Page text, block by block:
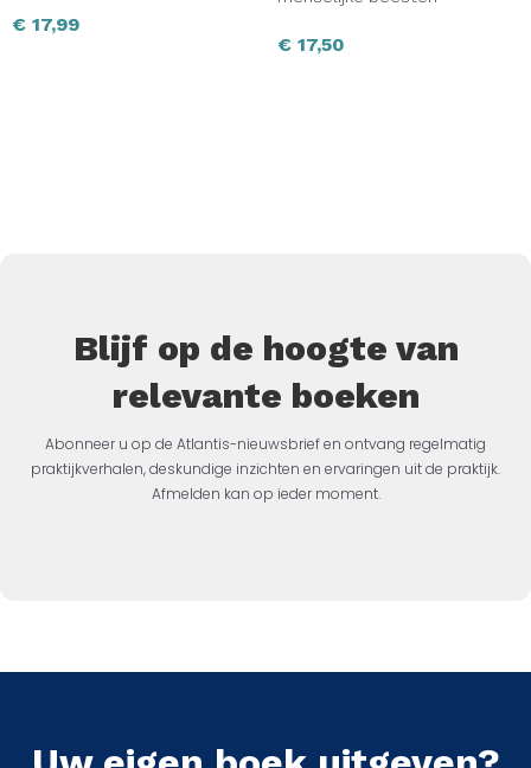
€ 17,99
€ 17,50
Blijf op de hoogte van
relevante boeken
Abonneer u op de Atlantis-nieuwsbrief en ontvang regelmatig
praktijkverhalen, deskundige inzichten en ervaringen uit de praktijk.
Afmelden kan op ieder moment.